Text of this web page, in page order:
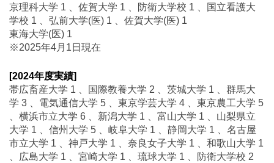
京理科大学 1 、佐賀大学 1 、防衛大学校 1 、国立看護大
学校 1 、弘前大学(医) 1 、佐賀大学(医) 1
東海大学(医) 1
※2025年4月1日現在
[2024年度実績]
帯広畜産大学 1 、国際教養大学 2 、茨城大学 1 、群馬大
学 3 、電気通信大学 5 、東京学芸大学 4 、東京農工大学 5
、横浜市立大学 6 、新潟大学 1 、富山大学 1 、山梨県立
大学 1 、信州大学 5 、岐阜大学 1 、静岡大学 1 、名古屋
市立大学 1 、神戸大学 1 、奈良女子大学 1 、和歌山大学 1
、広島大学 1 、宮崎大学 1 、琉球大学 1 、防衛大学校 2